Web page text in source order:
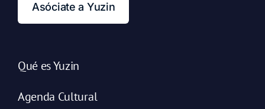
Asóciate a Yuzin
Qué es Yuzin
Agenda Cultural